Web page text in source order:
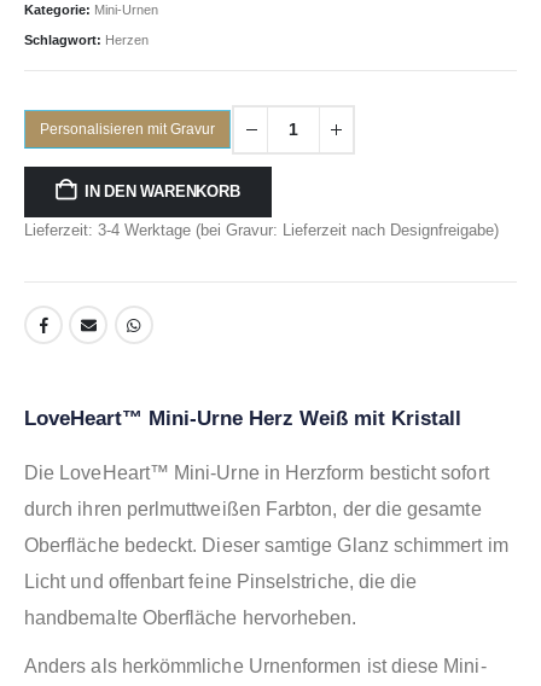
Kategorie: Mini-Urnen
Schlagwort: Herzen
Personalisieren mit Gravur
IN DEN WARENKORB
Lieferzeit: 3-4 Werktage (bei Gravur: Lieferzeit nach Designfreigabe)
LoveHeart™ Mini-Urne Herz Weiß mit Kristall
Die LoveHeart™ Mini-Urne in Herzform besticht sofort
durch ihren perlmuttweißen Farbton, der die gesamte
Oberfläche bedeckt. Dieser samtige Glanz schimmert im
Licht und offenbart feine Pinselstriche, die die
handbemalte Oberfläche hervorheben.
Anders als herkömmliche Urnenformen ist diese Mini-